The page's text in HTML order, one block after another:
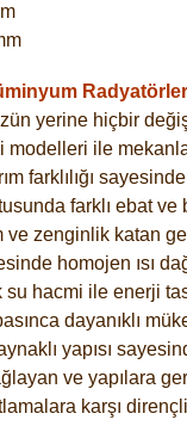
yerine hiçbir
modelleri ile
farklılığı
farklı ebat
ve zenginlik katan
homojen ısı
hacmi ile enerji
dayanıklı
yapısı
ve yapılara
karşı